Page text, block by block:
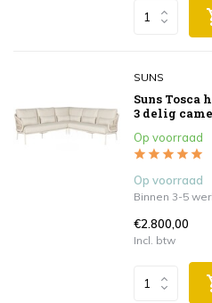
SUNS
Suns Tosca
3 delig
Op voorraad
Op voorraad
Binnen 3-5
€2.800,00
Incl. btw